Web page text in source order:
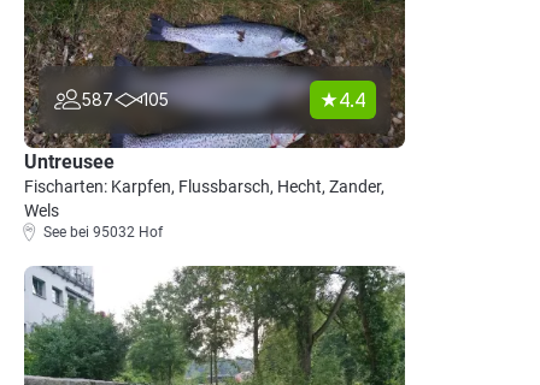
587 105 4.4
Untreusee
Fischarten: Karpfen, Flussbarsch, Hecht, Zander,
Wels
See bei 95032 Hof